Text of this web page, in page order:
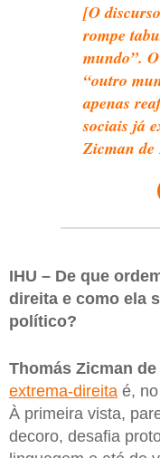
[O
rompe
mundo”.
“outro
apenas
sociais já
Zicman de
IHU – De que
direita e como ela
político?
Thomás Zicman
extrema-direita é,
À primeira vista,
decoro, desafia